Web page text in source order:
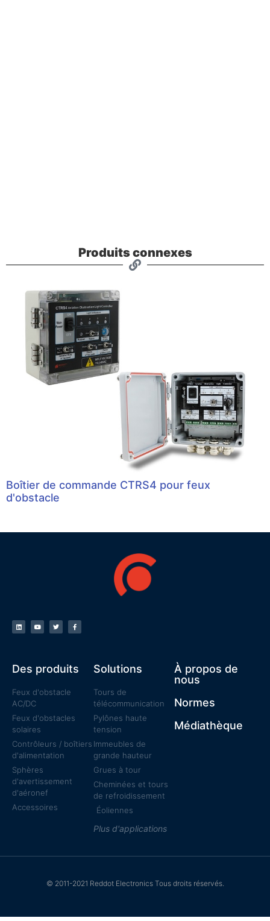
Produits connexes
Boîtier de commande CTRS4 pour feux
d'obstacle
Des produits
Feux d'obstacle
AC/DC
Feux d'obstacles
solaires
Contrôleurs / boîtiers
d'alimentation
Sphères
d'avertissement
d'aéronef
Accessoires
Solutions
Tours de
télécommunication
Pylônes haute
tension
Immeubles de
grande hauteur
Grues à tour
Cheminées et tours
de refroidissement
Éoliennes
Plus d'applications
À propos de
nous
Normes
Médiathèque
© 2011-2021 Reddot Electronics Tous droits réservés.